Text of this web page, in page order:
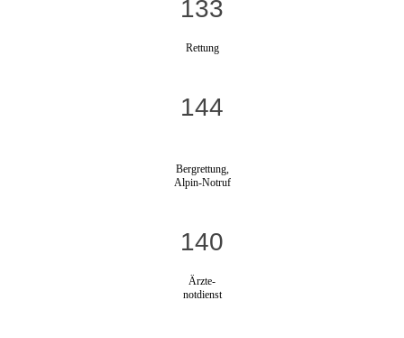
133
Rettung
144
Bergrettung,
Alpin-Notruf
140
Ärzte-
notdienst